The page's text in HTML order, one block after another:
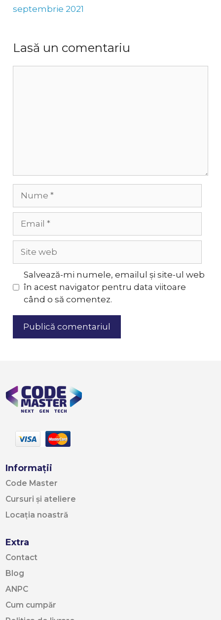
septembrie 2021
Lasă un comentariu
Site
Salvează-mi numele, emailul și site-ul web
în acest navigator pentru data viitoare
când o să comentez.
Informații
Code Master
Cursuri și ateliere
Locația noastră
Extra
Contact
Blog
ANPC
Cum cumpăr